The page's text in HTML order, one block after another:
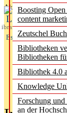
Boosting
content
Zeutschel
Bibliotheken
Bibliotheken
Bibliothek 4.0
Knowledge
Forschung
an der
Aktuelles aus
L
ibrary
Essentials